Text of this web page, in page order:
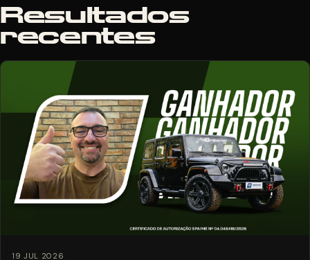
Resultados
recentes
19 JUL 2026